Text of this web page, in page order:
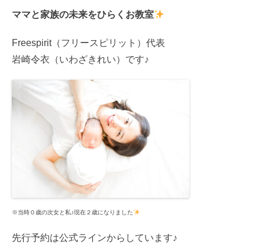
ママと家族の未来をひらくお教室
Freespirit（フリースピリット）代表
岩崎令衣（いわざきれい）です♪
※当時０歳の次女と私♪現在２歳になりました
先行予約は公式ラインからしています♪